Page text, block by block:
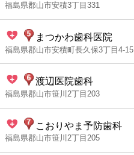
福島県郡山市安積3丁目331
まつかわ歯科医院
福島県郡山市安積町長久保3丁目4-15
渡辺医院歯科
福島県郡山市笹川2丁目203
こおりやま予防歯科
福島県郡山市笹川2丁目205